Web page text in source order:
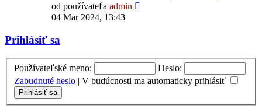
od používateľa admin
04 Mar 2024, 13:43
Prihlásiť sa
Používateľské meno:
Heslo:
Zabudnuté heslo | V budúcnosti ma automaticky prihlásiť